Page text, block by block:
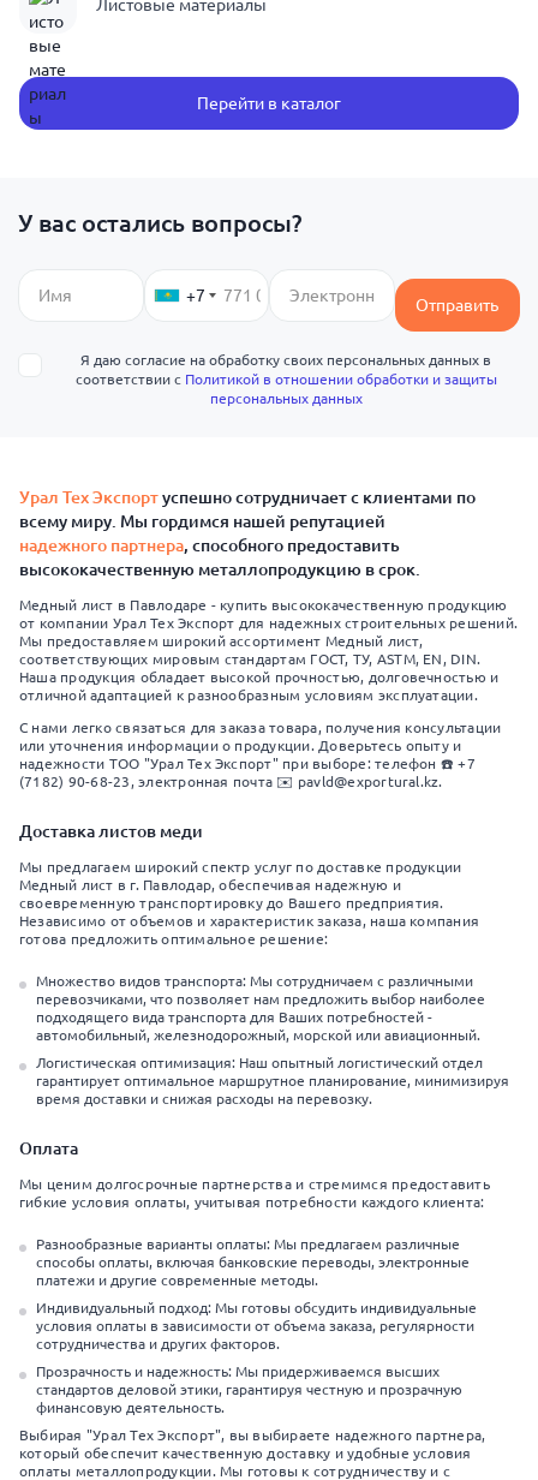
Листовые материалы
Перейти в каталог
У вас остались вопросы?
+7 Отправить
Я даю согласие на обработку своих персональных данных в
соответствии с Политикой в отношении обработки и защиты
персональных данных
Урал Тех Экспортуспешно сотрудничает с клиентами по
всему миру. Мы гордимся нашей репутацией
надежного партнера, способного предоставить
высококачественную металлопродукцию в срок.
Медный лист в Павлодаре - купить высококачественную продукцию
от компании Урал Тех Экспорт для надежных строительных решений.
Мы предоставляем широкий ассортимент Медный лист,
соответствующих мировым стандартам ГОСТ, ТУ, ASTM, EN, DIN.
Наша продукция обладает высокой прочностью, долговечностью и
отличной адаптацией к разнообразным условиям эксплуатации.
С нами легко связаться для заказа товара, получения консультации
или уточнения информации о продукции. Доверьтесь опыту и
надежности ТОО "Урал Тех Экспорт" при выборе: телефон ☎️ +7
(7182) 90-68-23, электронная почта ✉️ pavld@exportural.kz.
Доставка листов меди
Мы предлагаем широкий спектр услуг по доставке продукции
Медный лист в г. Павлодар, обеспечивая надежную и
своевременную транспортировку до Вашего предприятия.
Независимо от объемов и характеристик заказа, наша компания
готова предложить оптимальное решение:
Множество видов транспорта: Мы сотрудничаем с различными
перевозчиками, что позволяет нам предложить выбор наиболее
подходящего вида транспорта для Ваших потребностей -
автомобильный, железнодорожный, морской или авиационный.
Логистическая оптимизация: Наш опытный логистический отдел
гарантирует оптимальное маршрутное планирование, минимизируя
время доставки и снижая расходы на перевозку.
Оплата
Мы ценим долгосрочные партнерства и стремимся предоставить
гибкие условия оплаты, учитывая потребности каждого клиента:
Разнообразные варианты оплаты: Мы предлагаем различные
способы оплаты, включая банковские переводы, электронные
платежи и другие современные методы.
Индивидуальный подход: Мы готовы обсудить индивидуальные
условия оплаты в зависимости от объема заказа, регулярности
сотрудничества и других факторов.
Прозрачность и надежность: Мы придерживаемся высших
стандартов деловой этики, гарантируя честную и прозрачную
финансовую деятельность.
Выбирая "Урал Тех Экспорт", вы выбираете надежного партнера,
который обеспечит качественную доставку и удобные условия
оплаты металлопродукции. Мы готовы к сотрудничеству и с